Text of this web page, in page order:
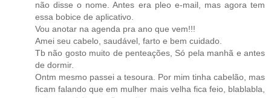
não disse o nome. Antes era pleo e-mail, mas agora tem
essa bobice de aplicativo.
Vou anotar na agenda pra ano que vem!!!
Amei seu cabelo, saudável, farto e bem cuidado.
Tb não gosto muito de penteações, Só pela manhã e antes
de dormir.
Ontm mesmo passei a tesoura. Por mim tinha cabelão, mas
ficam falando que em mulher mais velha fica feio, blablabla,